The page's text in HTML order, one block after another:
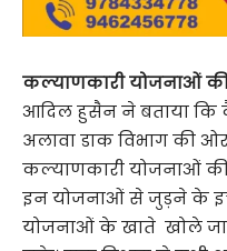
कल्याणकारी योजनाओं
आदिल हुसैन ने बताया
अलावा डाक विभाग की
कल्याणकारी योजनाओं की
इन योजनाओं से जुड़ने के
योजनाओं के खाते खोले